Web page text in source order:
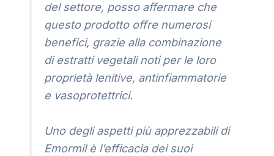
del settore, posso affermare che
questo prodotto offre numerosi
benefici, grazie alla combinazione
di estratti vegetali noti per le loro
proprietà lenitive, antinfiammatorie
e vasoprotettrici.
Uno degli aspetti più apprezzabili di
Emormil è l’efficacia dei suoi